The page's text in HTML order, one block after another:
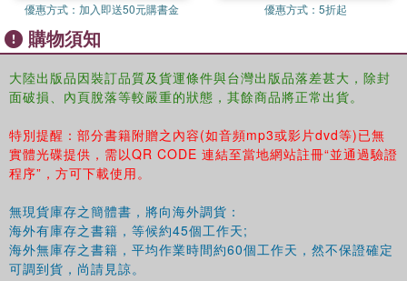
優惠方式： 加入即送50元購書金 優惠方式： 5折起
購物須知
大陸出版品因裝訂品質及貨運條件與台灣出版品落差甚大，除封
面破損、內頁脫落等較嚴重的狀態，其餘商品將正常出貨。
特別提醒：部分書籍附贈之內容(如音頻mp3或影片dvd等)已無
實體光碟提供，需以QR CODE 連結至當地網站註冊“並通過驗證
程序”，方可下載使用。
無現貨庫存之簡體書，將向海外調貨：
海外有庫存之書籍，等候約45個工作天;
海外無庫存之書籍，平均作業時間約60個工作天，然不保證確定
可調到貨，尚請見諒。